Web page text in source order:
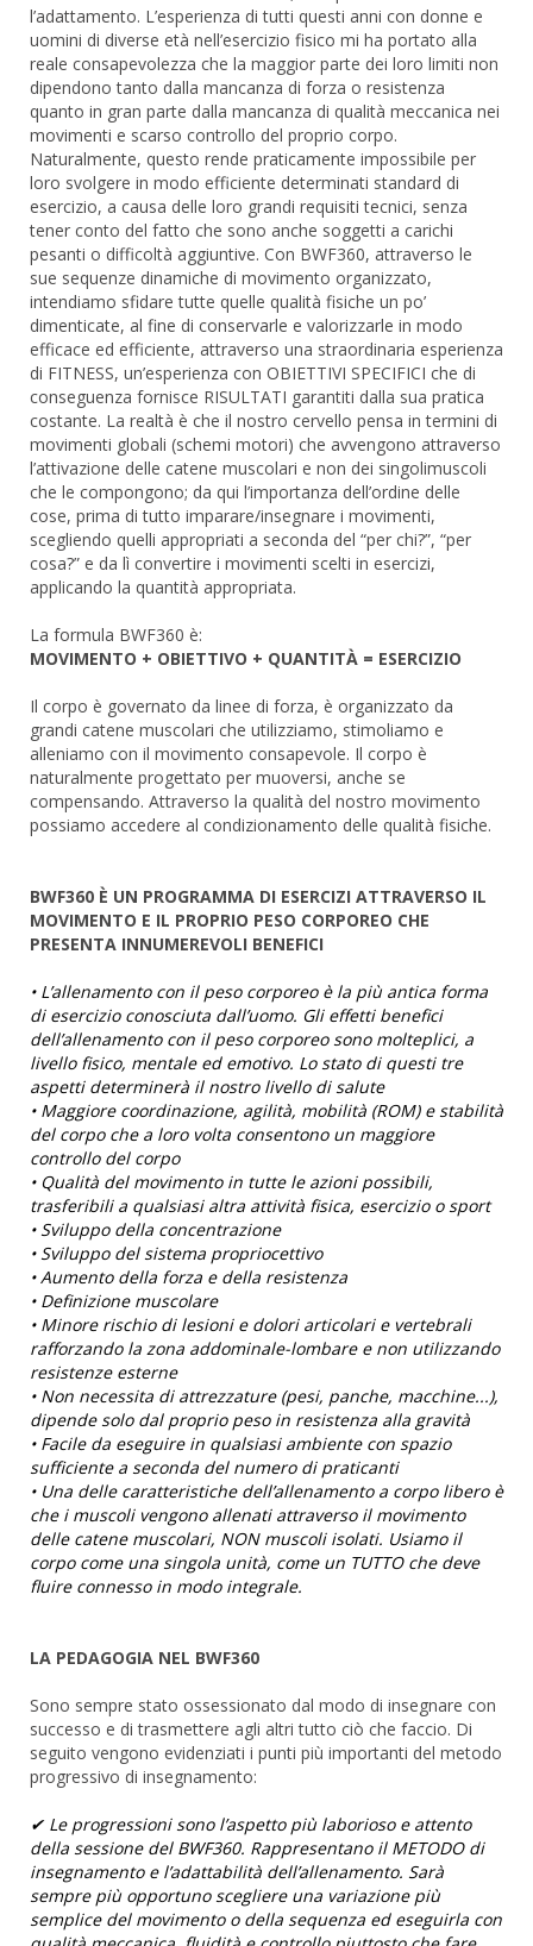
l’adattamento. L’esperienza di tutti questi anni con donne e
uomini di diverse età nell’esercizio fisico mi ha portato alla
reale consapevolezza che la maggior parte dei loro limiti non
dipendono tanto dalla mancanza di forza o resistenza
quanto in gran parte dalla mancanza di qualità meccanica nei
movimenti e scarso controllo del proprio corpo.
Naturalmente, questo rende praticamente impossibile per
loro svolgere in modo efficiente determinati standard di
esercizio, a causa delle loro grandi requisiti tecnici, senza
tener conto del fatto che sono anche soggetti a carichi
pesanti o difficoltà aggiuntive. Con BWF360, attraverso le
sue sequenze dinamiche di movimento organizzato,
intendiamo sfidare tutte quelle qualità fisiche un po’
dimenticate, al fine di conservarle e valorizzarle in modo
efficace ed efficiente, attraverso una straordinaria esperienza
di FITNESS, un’esperienza con OBIETTIVI SPECIFICI che di
conseguenza fornisce RISULTATI garantiti dalla sua pratica
costante. La realtà è che il nostro cervello pensa in termini di
movimenti globali (schemi motori) che avvengono attraverso
l’attivazione delle catene muscolari e non dei singolimuscoli
che le compongono; da qui l’importanza dell’ordine delle
cose, prima di tutto imparare/insegnare i movimenti,
scegliendo quelli appropriati a seconda del “per chi?”, “per
cosa?” e da lì convertire i movimenti scelti in esercizi,
applicando la quantità appropriata.
La formula BWF360 è:
MOVIMENTO + OBIETTIVO + QUANTITÀ = ESERCIZIO
Il corpo è governato da linee di forza, è organizzato da
grandi catene muscolari che utilizziamo, stimoliamo e
alleniamo con il movimento consapevole. Il corpo è
naturalmente progettato per muoversi, anche se
compensando. Attraverso la qualità del nostro movimento
possiamo accedere al condizionamento delle qualità fisiche.
BWF360 È UN PROGRAMMA DI ESERCIZI ATTRAVERSO IL
MOVIMENTO E IL PROPRIO PESO CORPOREO CHE
PRESENTA INNUMEREVOLI BENEFICI
• L’allenamento con il peso corporeo è la più antica forma
di esercizio conosciuta dall’uomo. Gli effetti benefici
dell’allenamento con il peso corporeo sono molteplici, a
livello fisico, mentale ed emotivo. Lo stato di questi tre
aspetti determinerà il nostro livello di salute
• Maggiore coordinazione, agilità, mobilità (ROM) e stabilità
del corpo che a loro volta consentono un maggiore
controllo del corpo
• Qualità del movimento in tutte le azioni possibili,
trasferibili a qualsiasi altra attività fisica, esercizio o sport
• Sviluppo della concentrazione
• Sviluppo del sistema propriocettivo
• Aumento della forza e della resistenza
• Definizione muscolare
• Minore rischio di lesioni e dolori articolari e vertebrali
rafforzando la zona addominale-lombare e non utilizzando
resistenze esterne
• Non necessita di attrezzature (pesi, panche, macchine...),
dipende solo dal proprio peso in resistenza alla gravità
• Facile da eseguire in qualsiasi ambiente con spazio
sufficiente a seconda del numero di praticanti
• Una delle caratteristiche dell’allenamento a corpo libero è
che i muscoli vengono allenati attraverso il movimento
delle catene muscolari, NON muscoli isolati. Usiamo il
corpo come una singola unità, come un TUTTO che deve
fluire connesso in modo integrale.
LA PEDAGOGIA NEL BWF360
Sono sempre stato ossessionato dal modo di insegnare con
successo e di trasmettere agli altri tutto ciò che faccio. Di
seguito vengono evidenziati i punti più importanti del metodo
progressivo di insegnamento:
✔ Le progressioni sono l’aspetto più laborioso e attento
della sessione del BWF360. Rappresentano il METODO di
insegnamento e l’adattabilità dell’allenamento. Sarà
sempre più opportuno scegliere una variazione più
semplice del movimento o della sequenza ed eseguirla con